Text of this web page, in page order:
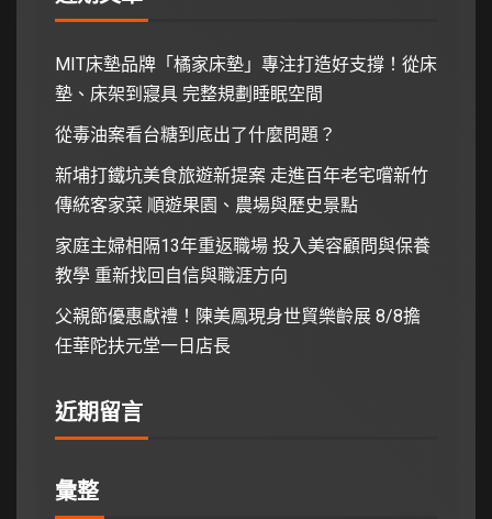
MIT床墊品牌「橘家床墊」專注打造好支撐！從床
墊、床架到寢具 完整規劃睡眠空間
從毒油案看台糖到底出了什麼問題？
新埔打鐵坑美食旅遊新提案 走進百年老宅嚐新竹
傳統客家菜 順遊果園、農場與歷史景點
家庭主婦相隔13年重返職場 投入美容顧問與保養
教學 重新找回自信與職涯方向
父親節優惠獻禮！陳美鳳現身世貿樂齡展 8/8擔
任華陀扶元堂一日店長
近期留言
彙整